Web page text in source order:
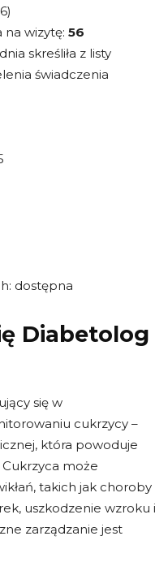
na wizytę: 56
skreśliła z listy
świadczenia
dostępna
Diabetolog
się w
cukrzycy –
która powoduje
może
takich jak choroby
uszkodzenie wzroku i
zarządzanie jest